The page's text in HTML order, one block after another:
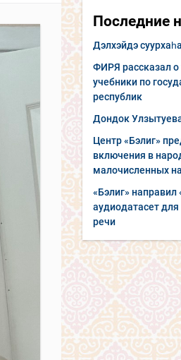
Последние
Дэлхэйдэ
ФИРЯ рассказал
учебники по
республик
Дондок
Центр «Бэлиг»
включения в
малочисленных
«Бэлиг»
аудиодатасет
речи